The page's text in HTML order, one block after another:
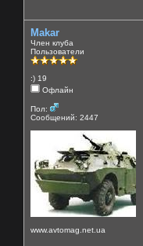
Makar
Член клуба
Пользователи
:) 19
Офлайн
Пол:
Сообщений: 2447
www.avtomag.net.ua